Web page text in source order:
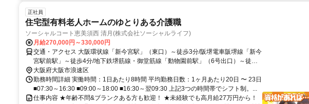
正社員
住宅型有料老人ホームのゆとりある介護職
ソーシャルコート恵美須西 清月(株式会社ソーシャルライフ)
月給270,000円～330,000円
交通・アクセス 大阪環状線「新今宮駅」（東口）～徒歩3分/阪堺電車阪堺線「新今
宮駅前駅」～徒歩4分/地下鉄堺筋線・御堂筋線「動物園前駅」（6号出口）～徒歩4
分
大阪府大阪市浪速区
勤務時間詳細 実働時間：1日あたり8時間 平均勤務日数：1ヶ月あたり20日 〜 23日
■07:30～16:30 ■09:00～18:00 ■16:30～翌09:30 上記3つの時間帯でシフト制。...
仕事内容 ★年齢不問&ブランクある方も歓迎！ ★未経験でも高月給27万円から！